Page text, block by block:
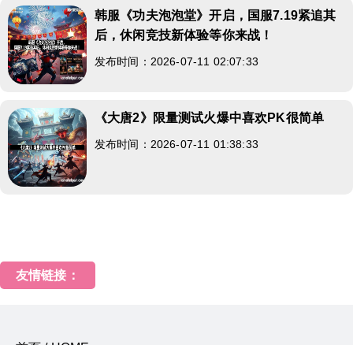
韩服《功夫泡泡堂》开启，国服7.19紧追其
后，休闲竞技新体验等你来战！
发布时间：2026-07-11 02:07:33
《大唐2》限量测试火爆中喜欢PK很简单
发布时间：2026-07-11 01:38:33
友情链接：